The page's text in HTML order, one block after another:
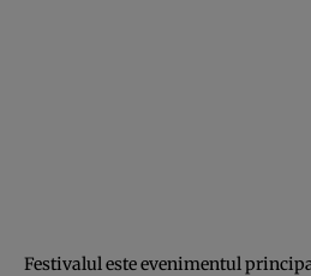
Festivalul este evenimentul